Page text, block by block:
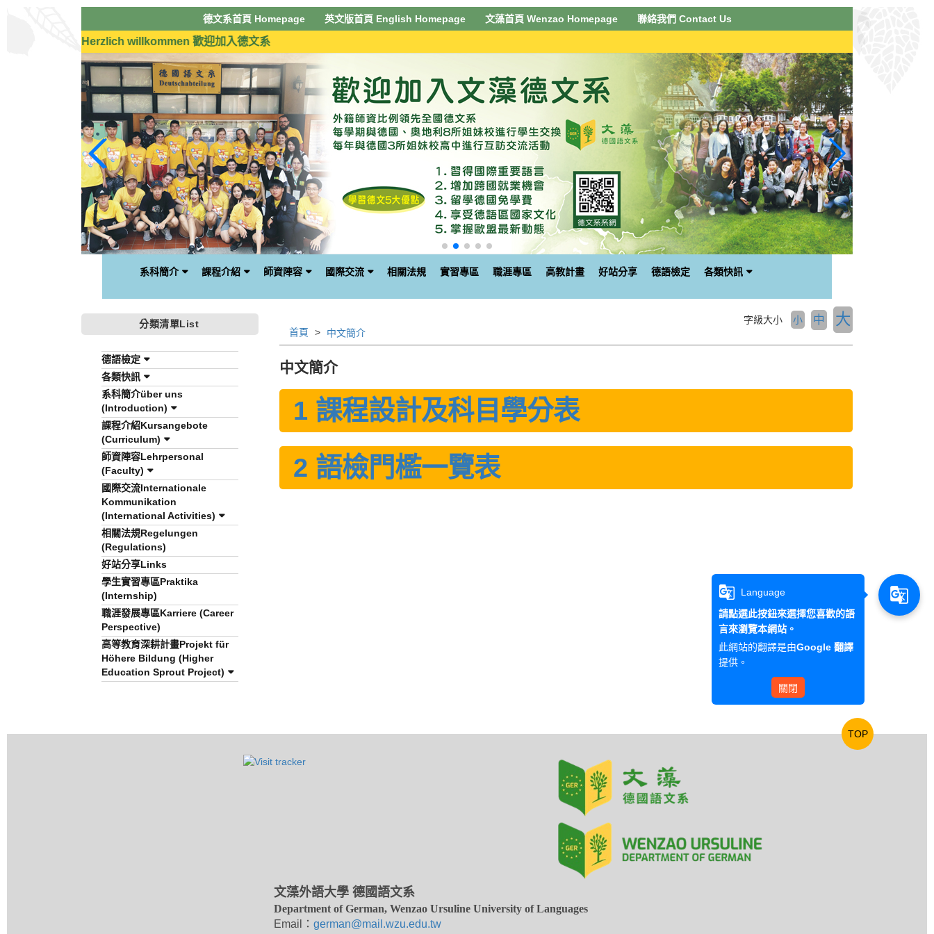
德文系首頁 Homepage 英文版首頁 English Homepage 文藻首頁 Wenzao Homepage 聯絡我們 Contact Us
Herzlich willkommen 歡迎加入德文系
系科簡介 課程介紹 師資陣容 國際交流 相關法規 實習專區 職涯專區 高教計畫 好站分享 德語檢定 各類快訊
分類清單List
德語檢定
各類快訊
系科簡介über uns
(Introduction)
課程介紹Kursangebote
(Curriculum)
師資陣容Lehrpersonal
(Faculty)
國際交流Internationale
Kommunikation
(International Activities)
相關法規Regelungen
(Regulations)
好站分享Links
學生實習專區Praktika
(Internship)
職涯發展專區Karriere (Career
Perspective)
高等教育深耕計畫Projekt für
Höhere Bildung (Higher
Education Sprout Project)
首頁 中文簡介
字級大小 小 中 大
中文簡介
1 課程設計及科目學分表
2 語檢門檻一覽表
文藻外語大學 德國語文系
Department of German, Wenzao Ursuline University of Languages
Email： german@mail.wzu.edu.tw
TOP
g_translate
Language
請點選此按鈕來選擇您喜歡的語
言來瀏覽本網站。
此網站的翻譯是由Google 翻譯
提供。
關閉
g_translate